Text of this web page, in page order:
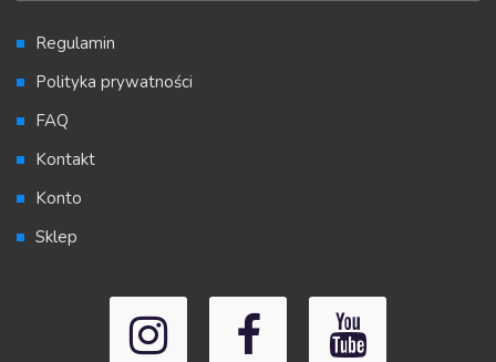
Regulamin
Polityka prywatności
FAQ
Kontakt
Konto
Sklep